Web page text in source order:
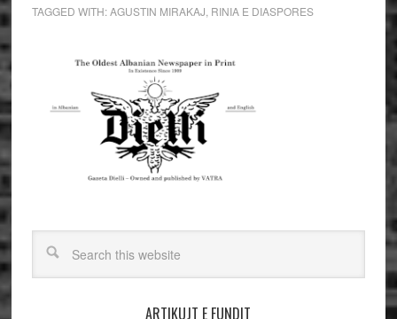
TAGGED WITH:AGUSTIN MIRAKAJ RINIA E DIASPORES
ARTIKUJT E FUNDIT